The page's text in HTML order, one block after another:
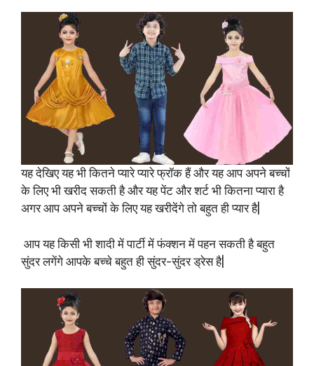
यह देखिए यह भी कितने प्यारे प्यारे फ्रॉक हैं और यह आप अपने बच्चों
के लिए भी खरीद सकती है और यह पेंट और शर्ट भी कितना प्यारा है
अगर आप अपने बच्चों के लिए यह खरीदेंगे तो बहुत ही प्यार है|
आप यह किसी भी शादी में पार्टी में फंक्शन में पहन सकती है बहुत
सुंदर लगेंगे आपके बच्चे बहुत ही सुंदर-सुंदर ड्रेस है|